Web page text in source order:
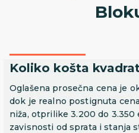
Koliko košta
Oglašena prosečna cena je
dok je realno postignuta
niža, otprilike 3.200 do 3.350
zavisnosti od sprata i stanja